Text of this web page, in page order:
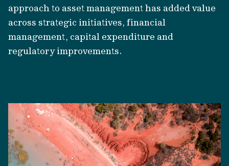
approach to asset management has added value
across strategic initiatives, financial
management, capital expenditure and
regulatory improvements.